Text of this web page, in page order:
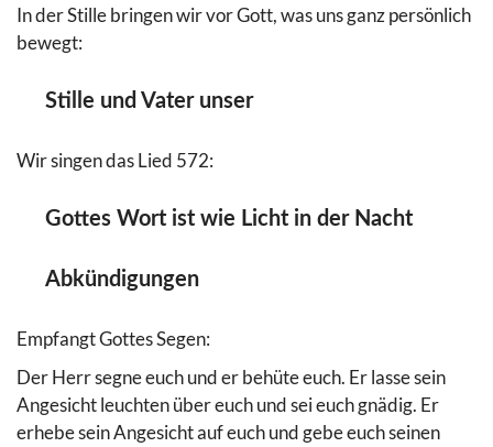
In der Stille bringen wir vor Gott, was uns ganz persönlich
bewegt:
Stille und Vater unser
Wir singen das Lied 572:
Gottes Wort ist wie Licht in der Nacht
Abkündigungen
Empfangt Gottes Segen:
Der Herr segne euch und er behüte euch. Er lasse sein
Angesicht leuchten über euch und sei euch gnädig. Er
erhebe sein Angesicht auf euch und gebe euch seinen